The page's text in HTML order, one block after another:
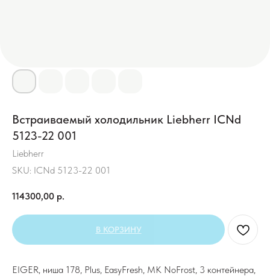
Встраиваемый холодильник Liebherr ICNd
5123-22 001
Liebherr
SKU: ICNd 5123-22 001
114300,00 р.
В КОРЗИНУ
EIGER, ниша 178, Plus, EasyFresh, МК NoFrost, 3 контейнера,